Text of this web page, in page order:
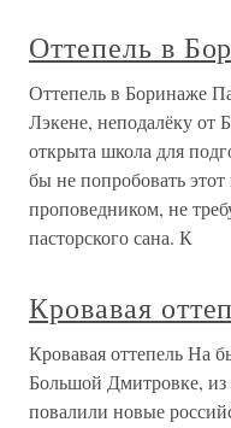
Оттепель в
Оттепель в Боринаже
Лэкене, неподалёку от
открыта школа для
бы не попробовать
проповедником, не
пасторского сана. К
Кровавая
Кровавая оттепель На
Большой Дмитровке, из
повалили новые